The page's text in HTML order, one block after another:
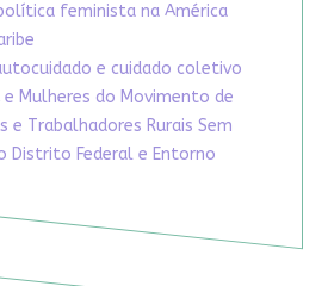
feminista na América
e cuidado coletivo
e Mulheres do Movimento de
e Trabalhadores Rurais Sem
Distrito Federal e Entorno